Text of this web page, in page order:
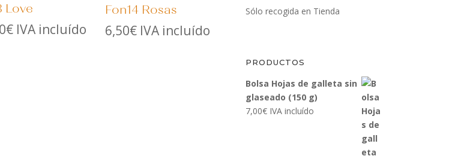
Love
€ IVA incluído
Fon14 Rosas
6,50€ IVA incluído
Sólo recogida en Tienda
PRODUCTOS
Bolsa Hojas de galleta sin
glaseado (150 g)
7,00€ IVA incluído